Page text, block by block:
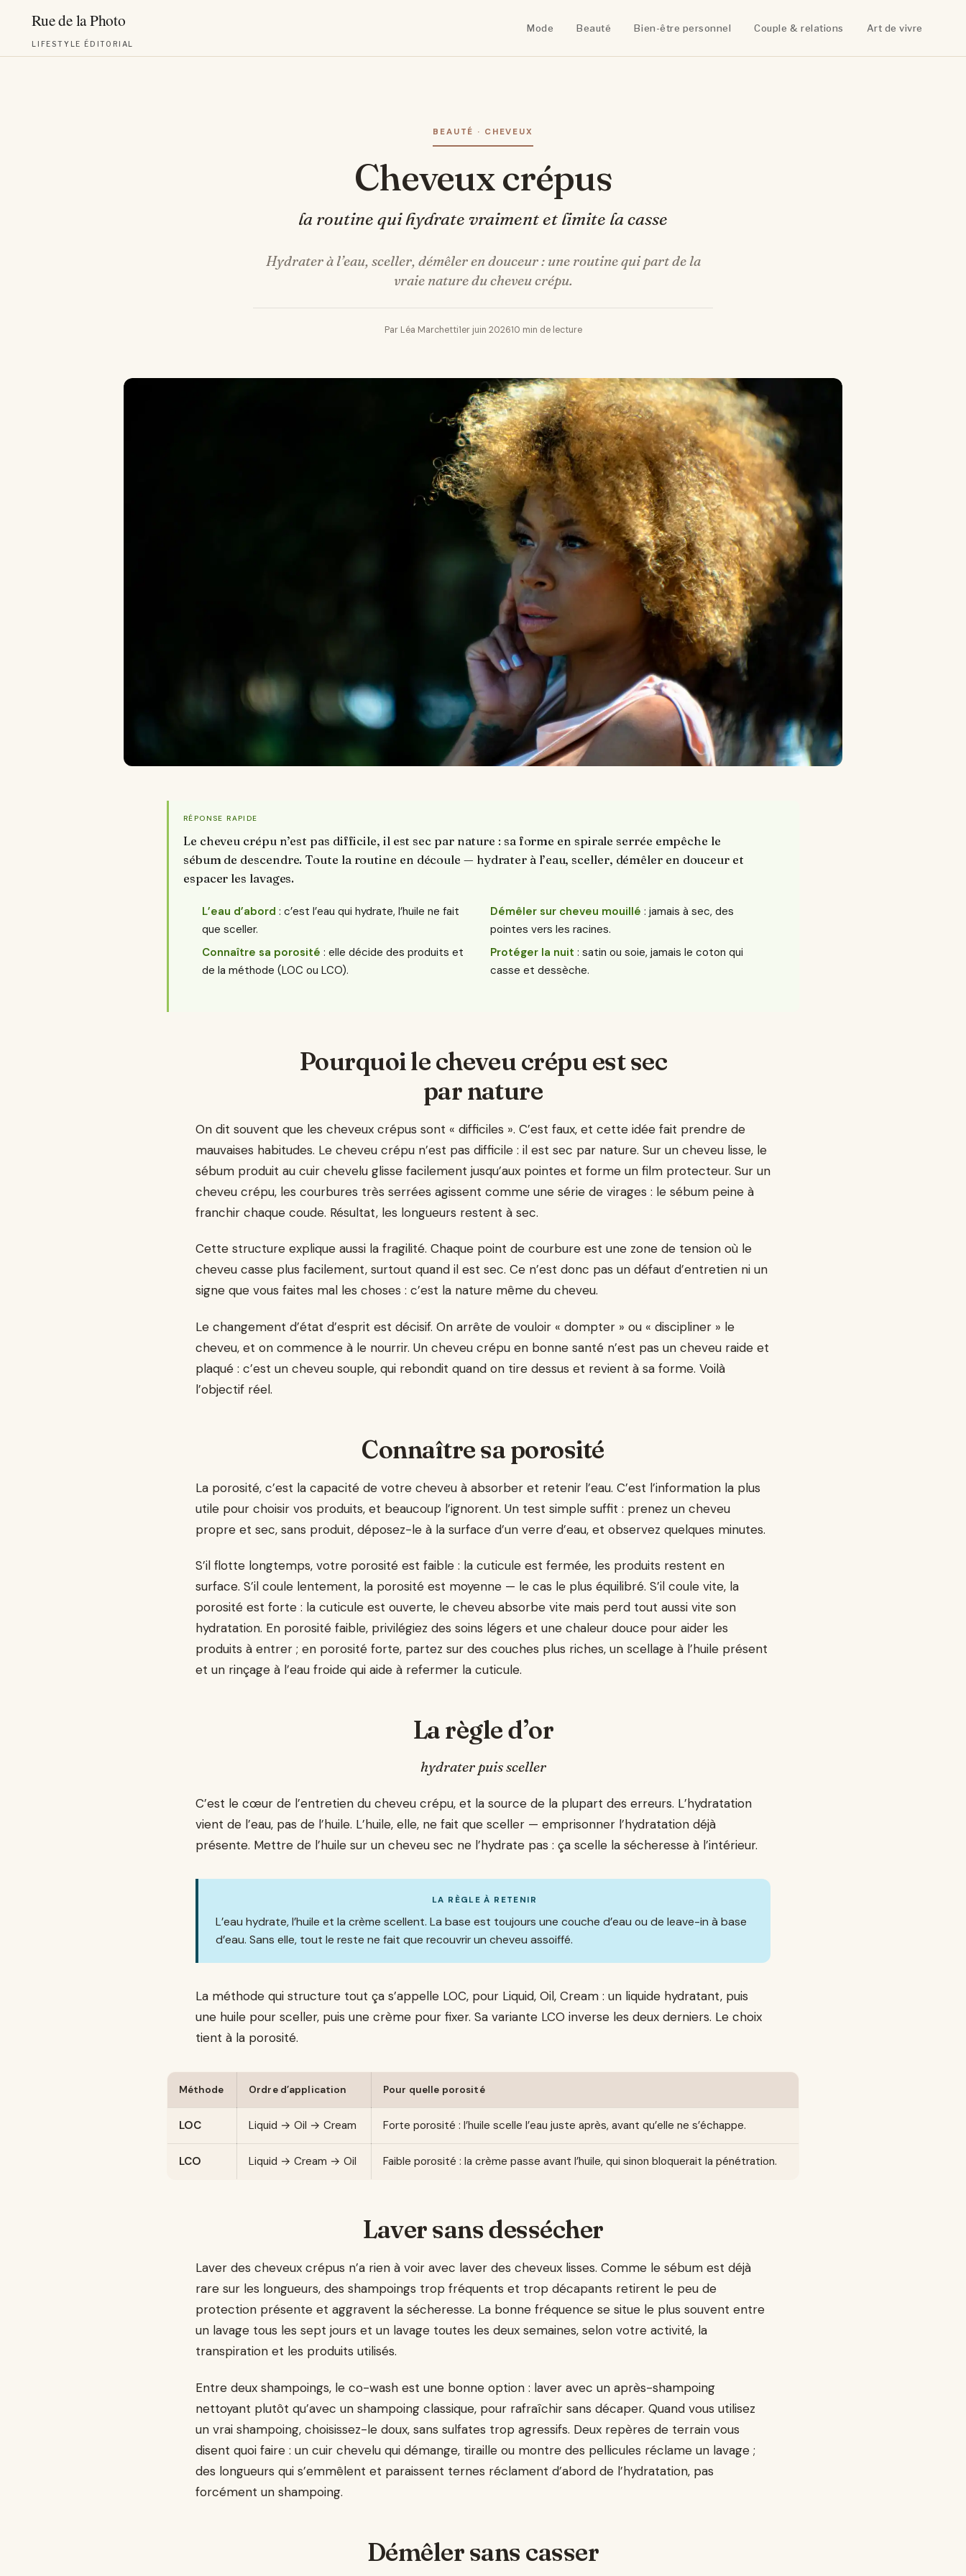
LIFESTYLE ÉDITORIAL
Mode Beauté Bien-être personnel Couple & relations Art de vivre
BEAUTÉ · CHEVEUX
Cheveux crépus
la routine qui hydrate vraiment et limite la casse
Hydrater à l’eau, sceller, démêler en douceur : une routine qui part de la
vraie nature du cheveu crépu.
Par Léa Marchetti1er juin 202610 min de lecture
RÉPONSE RAPIDE
Le cheveu crépu n’est pas difficile, il est sec par nature : sa forme en spirale serrée empêche le
sébum de descendre. Toute la routine en découle — hydrater à l’eau, sceller, démêler en douceur et
espacer les lavages.
L’eau d’abord : c’est l’eau qui hydrate, l’huile ne fait
que sceller.
Connaître sa porosité : elle décide des produits et
de la méthode (LOC ou LCO).
Démêler sur cheveu mouillé : jamais à sec, des
pointes vers les racines.
Protéger la nuit : satin ou soie, jamais le coton qui
casse et dessèche.
Pourquoi le cheveu crépu est sec
par nature
On dit souvent que les cheveux crépus sont « difficiles ». C’est faux, et cette idée fait prendre de
mauvaises habitudes. Le cheveu crépu n’est pas difficile : il est sec par nature. Sur un cheveu lisse, le
sébum produit au cuir chevelu glisse facilement jusqu’aux pointes et forme un film protecteur. Sur un
cheveu crépu, les courbures très serrées agissent comme une série de virages : le sébum peine à
franchir chaque coude. Résultat, les longueurs restent à sec.
Cette structure explique aussi la fragilité. Chaque point de courbure est une zone de tension où le
cheveu casse plus facilement, surtout quand il est sec. Ce n’est donc pas un défaut d’entretien ni un
signe que vous faites mal les choses : c’est la nature même du cheveu.
Le changement d’état d’esprit est décisif. On arrête de vouloir « dompter » ou « discipliner » le
cheveu, et on commence à le nourrir. Un cheveu crépu en bonne santé n’est pas un cheveu raide et
plaqué : c’est un cheveu souple, qui rebondit quand on tire dessus et revient à sa forme. Voilà
l’objectif réel.
Connaître sa porosité
La porosité, c’est la capacité de votre cheveu à absorber et retenir l’eau. C’est l’information la plus
utile pour choisir vos produits, et beaucoup l’ignorent. Un test simple suffit : prenez un cheveu
propre et sec, sans produit, déposez-le à la surface d’un verre d’eau, et observez quelques minutes.
S’il flotte longtemps, votre porosité est faible : la cuticule est fermée, les produits restent en
surface. S’il coule lentement, la porosité est moyenne — le cas le plus équilibré. S’il coule vite, la
porosité est forte : la cuticule est ouverte, le cheveu absorbe vite mais perd tout aussi vite son
hydratation. En porosité faible, privilégiez des soins légers et une chaleur douce pour aider les
produits à entrer ; en porosité forte, partez sur des couches plus riches, un scellage à l’huile présent
et un rinçage à l’eau froide qui aide à refermer la cuticule.
La règle d’or
hydrater puis sceller
C’est le cœur de l’entretien du cheveu crépu, et la source de la plupart des erreurs. L’hydratation
vient de l’eau, pas de l’huile. L’huile, elle, ne fait que sceller — emprisonner l’hydratation déjà
présente. Mettre de l’huile sur un cheveu sec ne l’hydrate pas : ça scelle la sécheresse à l’intérieur.
LA RÈGLE À RETENIR
L’eau hydrate, l’huile et la crème scellent. La base est toujours une couche d’eau ou de leave-in à base
d’eau. Sans elle, tout le reste ne fait que recouvrir un cheveu assoiffé.
La méthode qui structure tout ça s’appelle LOC, pour Liquid, Oil, Cream : un liquide hydratant, puis
une huile pour sceller, puis une crème pour fixer. Sa variante LCO inverse les deux derniers. Le choix
tient à la porosité.
Méthode Ordre d’application Pour quelle porosité
LOC Liquid → Oil → Cream Forte porosité : l’huile scelle l’eau juste après, avant qu’elle ne s’échappe.
LCO Liquid → Cream → Oil Faible porosité : la crème passe avant l’huile, qui sinon bloquerait la pénétration.
Laver sans dessécher
Laver des cheveux crépus n’a rien à voir avec laver des cheveux lisses. Comme le sébum est déjà
rare sur les longueurs, des shampoings trop fréquents et trop décapants retirent le peu de
protection présente et aggravent la sécheresse. La bonne fréquence se situe le plus souvent entre
un lavage tous les sept jours et un lavage toutes les deux semaines, selon votre activité, la
transpiration et les produits utilisés.
Entre deux shampoings, le co-wash est une bonne option : laver avec un après-shampoing
nettoyant plutôt qu’avec un shampoing classique, pour rafraîchir sans décaper. Quand vous utilisez
un vrai shampoing, choisissez-le doux, sans sulfates trop agressifs. Deux repères de terrain vous
disent quoi faire : un cuir chevelu qui démange, tiraille ou montre des pellicules réclame un lavage ;
des longueurs qui s’emmêlent et paraissent ternes réclament d’abord de l’hydratation, pas
forcément un shampoing.
Démêler sans casser